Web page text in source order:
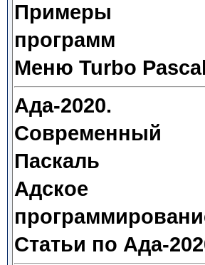
Примеры
программ
Меню Turbo Pascal
Ада-2020.
Современный
Паскаль
Адское
Статьи по Ада-